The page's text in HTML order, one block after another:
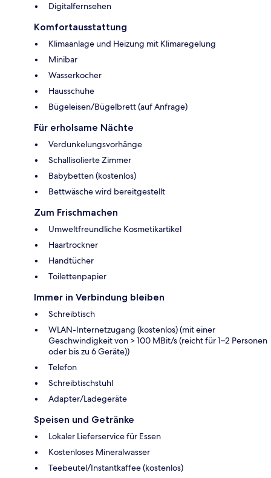
Digitalfernsehen
Komfortausstattung
Klimaanlage und Heizung mit Klimaregelung
Minibar
Wasserkocher
Hausschuhe
Bügeleisen/Bügelbrett (auf Anfrage)
Für erholsame Nächte
Verdunkelungsvorhänge
Schallisolierte Zimmer
Babybetten (kostenlos)
Bettwäsche wird bereitgestellt
Zum Frischmachen
Umweltfreundliche Kosmetikartikel
Haartrockner
Handtücher
Toilettenpapier
Immer in Verbindung bleiben
Schreibtisch
WLAN-Internetzugang (kostenlos) (mit einer
Geschwindigkeit von > 100 MBit/s (reicht für 1–2 Personen
oder bis zu 6 Geräte))
Telefon
Schreibtischstuhl
Adapter/Ladegeräte
Speisen und Getränke
Lokaler Lieferservice für Essen
Kostenloses Mineralwasser
Teebeutel/Instantkaffee (kostenlos)